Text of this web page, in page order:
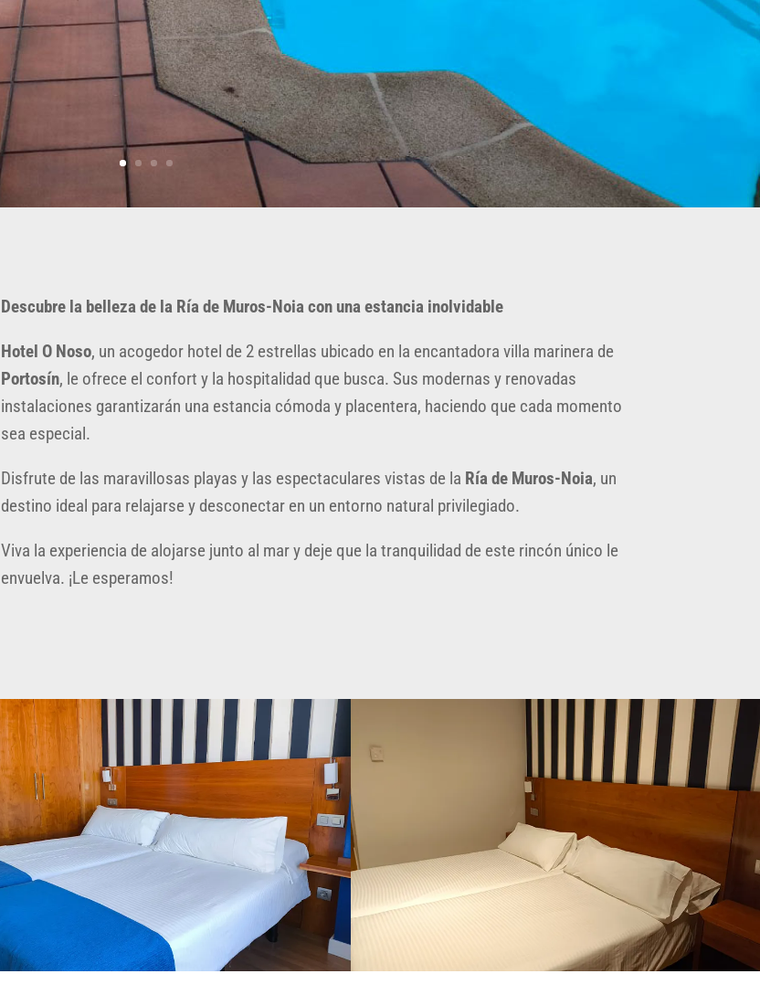
Descubre la belleza de la Ría de Muros-Noia con una estancia inolvidable
Hotel O Noso, un acogedor hotel de 2 estrellas ubicado en la encantadora villa marinera de
Portosín, le ofrece el confort y la hospitalidad que busca. Sus modernas y renovadas
instalaciones garantizarán una estancia cómoda y placentera, haciendo que cada momento
sea especial.
Disfrute de las maravillosas playas y las espectaculares vistas de la Ría de Muros-Noia, un
destino ideal para relajarse y desconectar en un entorno natural privilegiado.
Viva la experiencia de alojarse junto al mar y deje que la tranquilidad de este rincón único le
envuelva. ¡Le esperamos!